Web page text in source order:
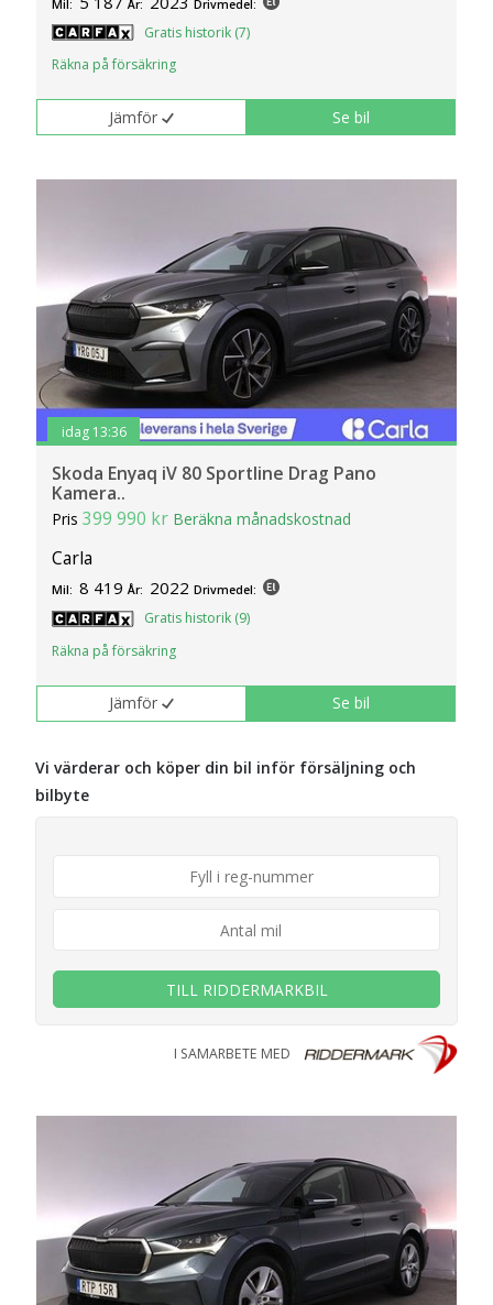
Mil: År: Drivmedel:
Gratis historik (7)
Räkna på försäkring
Jämför Se bil
idag 13:36
Skoda Enyaq iV 80 Sportline Drag Pano
Kamera..
Pris399 990 kr Beräkna månadskostnad
Carla
Mil: 8 419 År: 2022 Drivmedel:
Gratis historik (9)
Räkna på försäkring
Jämför Se bil
Vi värderar och köper din bil inför försäljning och
bilbyte
TILL RIDDERMARKBIL
I SAMARBETE MED